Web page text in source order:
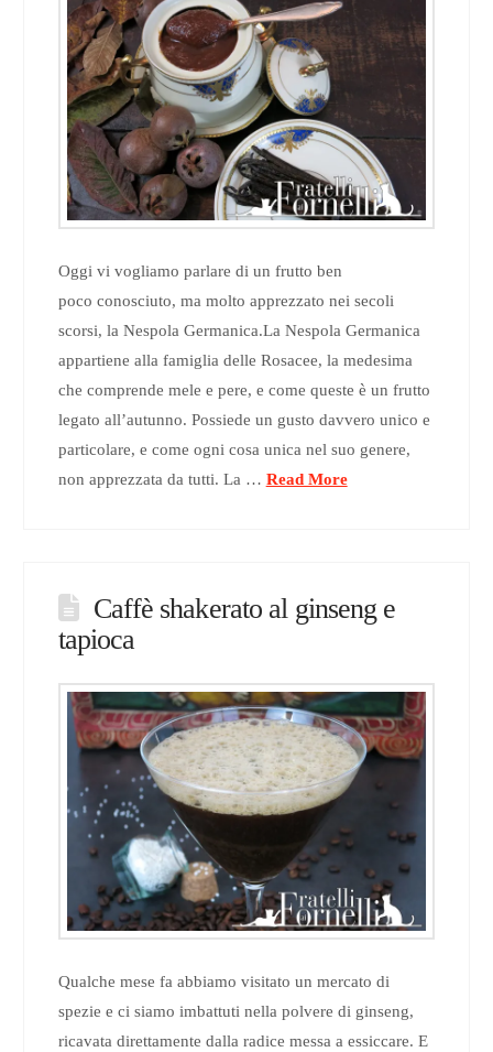
Oggi vi vogliamo parlare di un frutto ben
poco conosciuto, ma molto apprezzato nei secoli
scorsi, la Nespola Germanica.La Nespola Germanica
appartiene alla famiglia delle Rosacee, la medesima
che comprende mele e pere, e come queste è un frutto
legato all’autunno. Possiede un gusto davvero unico e
particolare, e come ogni cosa unica nel suo genere,
non apprezzata da tutti. La … Read More
Caffè shakerato al ginseng e
tapioca
Qualche mese fa abbiamo visitato un mercato di
spezie e ci siamo imbattuti nella polvere di ginseng,
ricavata direttamente dalla radice messa a essiccare. E